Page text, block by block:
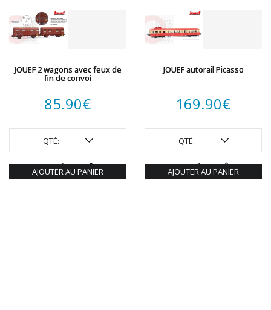
JOUEF 2 wagons avec feux de
fin de convoi
85.90€
QTÉ:
AJOUTER AU PANIER
JOUEF autorail Picasso
169.90€
QTÉ:
AJOUTER AU PANIER